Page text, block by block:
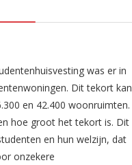
was er in
Dit tekort kan
en 42.400 woonruimten.
hoe groot het tekort is. Dit
en hun welzijn, dat
onzekere